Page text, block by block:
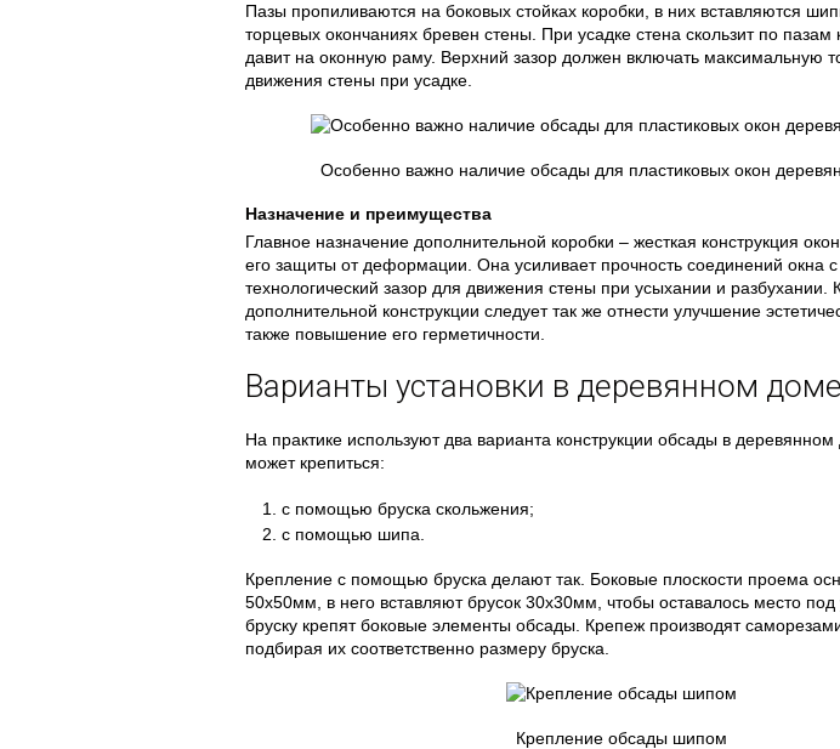
Пазы пропиливаются на боковых стойках коробки, в них вставляются
торцевых окончаниях бревен стены. При усадке стена скользит по пазам
давит на оконную раму. Верхний зазор должен включать максимальную
движения стены при усадке.
Особенно важно наличие обсады для пластиковых окон
Назначение и преимущества
Главное назначение дополнительной коробки – жесткая конструкция
его защиты от деформации. Она усиливает прочность соединений окна
технологический зазор для движения стены при усыхании и
дополнительной конструкции следует так же отнести улучшение
также повышение его герметичности.
Варианты установки в деревянном доме
На практике используют два варианта конструкции обсады в
может крепиться:
с помощью бруска скольжения;
с помощью шипа.
Крепление с помощью бруска делают так. Боковые плоскости проема
50х50мм, в него вставляют брусок 30х30мм, чтобы оставалось место под
бруску крепят боковые элементы обсады. Крепеж производят
подбирая их соответственно размеру бруска.
Крепление обсады шипом